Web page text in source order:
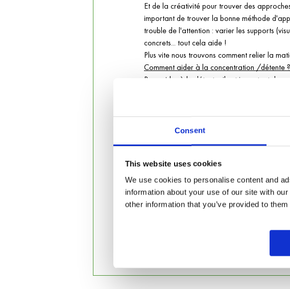
Consent
This website uses cookies
We use cookies to personalise content and
information about your use of our site with
other information that you’ve provided to
Et de la créativité pour trouver des
important de trouver la bonne méthode
trouble de l'attention : varier les supports
concrets... tout cela aide !
Plus vite nous trouvons comment relier la
Comment aider à la concentration /détente ?
Pour aider à la détente, il est important de
exemple le calcul mental pour un enfant
objectifs jusqu'à atteindre le but.
Comme dit avant, les changements de
l'enfant !
Dans le cas où on travaille avec un enfant
pour y arriver ! Avant les premiers cours, il
l'enfant fait face, il existe de nombreuses